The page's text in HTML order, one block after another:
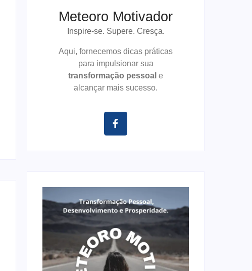
Meteoro Motivador
Inspire-se. Supere. Cresça.
Aqui, fornecemos dicas práticas
para impulsionar sua
transformação pessoal e
alcançar mais sucesso.